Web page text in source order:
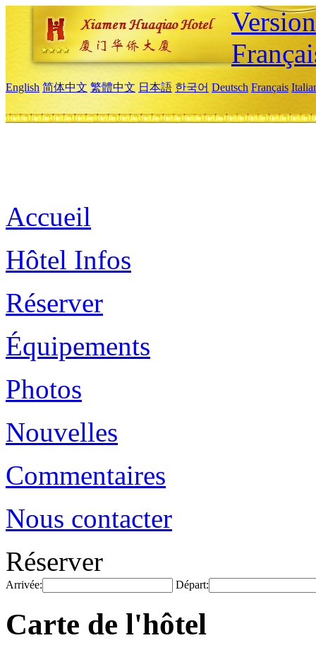
English 简体中文 繁體中文 日本語 한국어 Deutsch Français
Accueil
Hôtel Infos
Réserver
Équipements
Photos
Nouvelles
Commentaires
Nous contacter
Réserver
Arrivée: Départ:
Carte de l'hôtel